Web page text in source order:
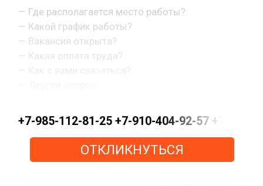
— Где располагается место работы?
— Какой график работы?
— Вакансия открыта?
— Какая оплата труда?
+7-985-112-81-25 +7-910-404-92-57 +7-915-
ОТКЛИКНУТЬСЯ